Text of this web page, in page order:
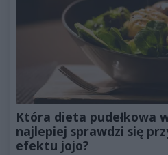
Która dieta pudełkowa
najlepiej sprawdzi się
efektu jojo?